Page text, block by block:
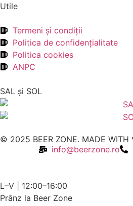
Utile
Termeni şi condiţii
Politica de confidenţialitate
Politica cookies
ANPC
SAL şi SOL
© 2025 BEER ZONE. MADE
info@beerzone.ro
L–V | 12:00–16:00
Prânz la Beer Zone